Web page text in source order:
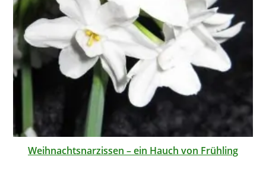
Weihnachtsnarzissen – ein Hauch von Frühling